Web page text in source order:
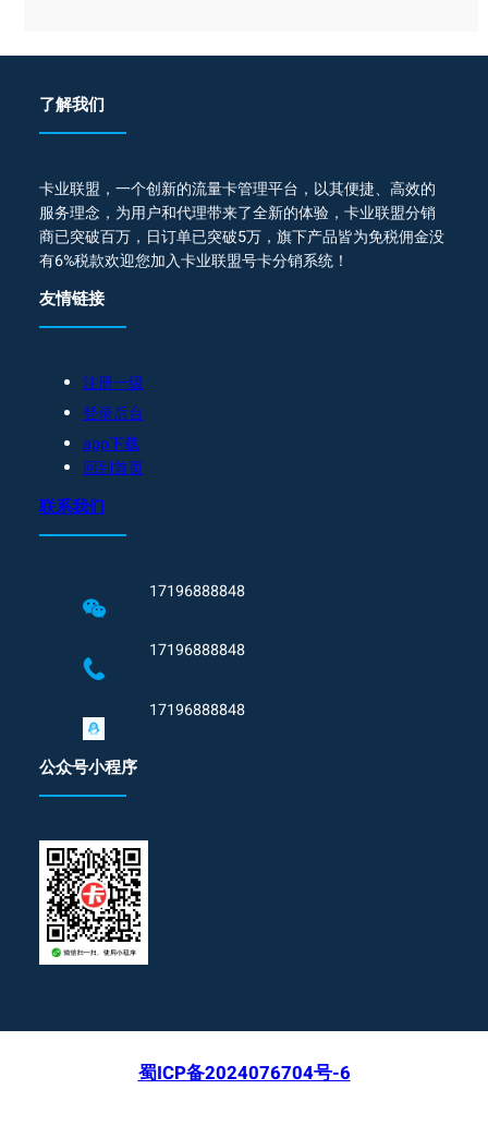
了解我们
卡业联盟，一个创新的流量卡管理平台，以其便捷、高效的
服务理念，为用户和代理带来了全新的体验，卡业联盟分销
商已突破百万，日订单已突破5万，旗下产品皆为免税佣金没
有6%税款欢迎您加入卡业联盟号卡分销系统！
友情链接
注册一级
登录后台
app下载
回到首页
联系我们
17196888848
17196888848
17196888848
公众号小程序
蜀ICP备2024076704号-6